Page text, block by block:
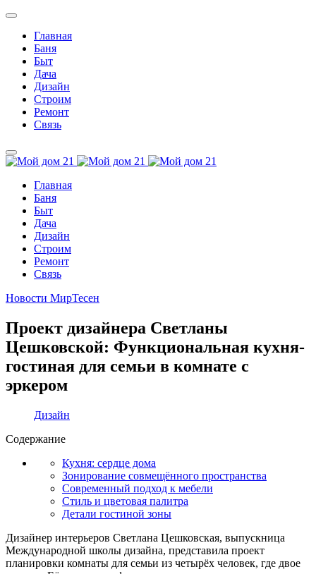
Главная
Баня
Быт
Дача
Дизайн
Строим
Ремонт
Связь
Главная
Баня
Быт
Дача
Дизайн
Строим
Ремонт
Связь
Новости МирТесен
Проект дизайнера Светланы
Цешковской: Функциональная кухня-
гостиная для семьи в комнате с
эркером
Дизайн
Содержание
Кухня: сердце дома
Зонирование совмещённого пространства
Современный подход к мебели
Стиль и цветовая палитра
Детали гостиной зоны
Дизайнер интерьеров Светлана Цешковская, выпускница
Международной школы дизайна, представила проект
планировки комнаты для семьи из четырёх человек, где двое